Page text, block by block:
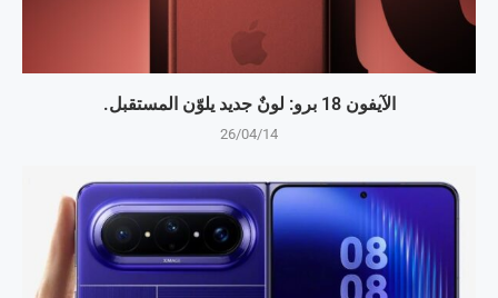
الآيفون 18 برو: لونٌ جديد يلوّن المستقبل.
26/04/14